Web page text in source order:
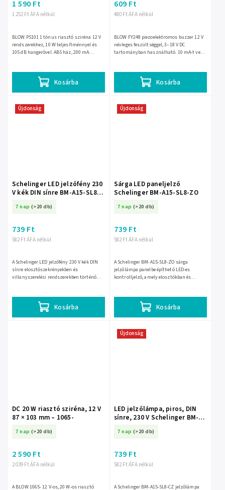
1 252 Ft ÁFA nélkül
1 590 Ft
Kosárba
BLOW PS101 1 tónus riasztó sziréna 12 V
rendszerekhez, 10 W teljesítménnyel és
105 dB hangerővel. ABS ház, 200 mA
480 Ft ÁFA nélkül
609 Ft
Kosárba
BLOW FY248 piezoelektromos buzzer 12 V
névleges feszültséggel, 3–18 V DC
tartományban használható. 10 mA-t vesz
Újdonság
Schelinger LED jelzőfény 230
V kék DIN sínre BM-A15-SL8-
7 nap (>20 db)
582 Ft ÁFA nélkül
739 Ft
Kosárba
A Schelinger LED jelzőfény 230 V kék DIN
sínre elosztószekrényekben és
villanyszerelési rendszerekben történő
Újdonság
Sárga LED paneljelző
Schelinger BM-A15-SL8-ZO
7 nap (>20 db)
582 Ft ÁFA nélkül
739 Ft
Kosárba
A Schelinger BM-A15-SL8-ZO sárga
jelzőlámpa panelbe építhető LED-es
kontrolljelző, amely elosztókban és
DC 20 W riasztó sziréna, 12 V
87 × 103 mm – 1065-
7 nap (>20 db)
2 039 Ft ÁFA nélkül
2 590 Ft
A BLOW 1065- 12 V-os, 20 W-os riasztó
Újdonság
LED jelzőlámpa, piros, DIN
sínre, 230 V Schelinger BM-
7 nap (>20 db)
582 Ft ÁFA nélkül
739 Ft
A Schelinger BM-A15-SL8-CZ jelzőlámpa